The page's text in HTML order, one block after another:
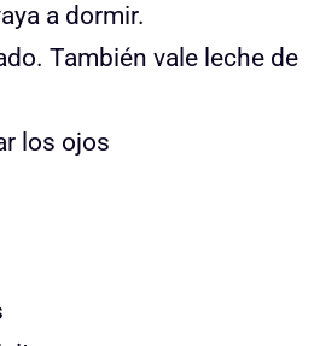
a dormir.
También vale leche de
los ojos